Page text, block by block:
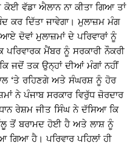
ਕੋਈ ਵੱਡਾ ਐਲਾਨ ਨਾ ਕੀਤਾ ਗਿਆ ਤਾਂ
ਕਰ ਦਿੱਤਾ ਜਾਵੇਗਾ। ਮੁਲਾਜ਼ਮ ਮੰਗ
ਦੋਵਾਂ ਮੁਲਾਜ਼ਮਾਂ ਦੇ ਪਰਿਵਾਰਾਂ ਨੂੰ
ਮੈਂਬਰ ਨੂੰ ਸਰਕਾਰੀ ਨੌਕਰੀ
ਜਦੋਂ ਤਕ ਉਨ੍ਹਾਂ ਦੀਆਂ ਮੰਗਾਂ ਨਹੀਂ
‘ਤੇ ਰਹਿਣਗੇ ਅਤੇ ਸੰਘਰਸ਼ ਨੂੰ ਹੋਰ
ਨੇ ਪੰਜਾਬ ਸਰਕਾਰ ਵਿਰੁੱਧ ਜ਼ੋਰਦਾਰ
ਰੇਸ਼ਮ ਜੀਤ ਸਿੰਘ ਨੇ ਦੱਸਿਆ ਕਿ
ਤੋਂ ਬਰਾਮਦ ਹੋਈ ਹੈ ਅਤੇ ਲਾਸ਼ ਨੂੰ
ਹੈ। ਪਰਿਵਾਰ ਪਹਿਲਾਂ ਹੀ